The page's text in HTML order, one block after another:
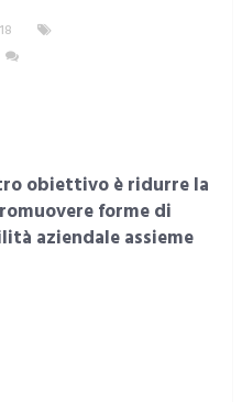
obiettivo è ridurre la
forme di
aziendale assieme